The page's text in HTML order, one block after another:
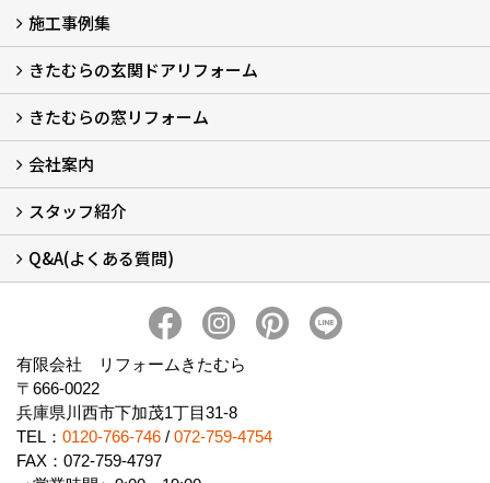
LINEで概算見積もり
チャットで質問
問い合わせフォームから
オンライン相談
電話で相談
無料現地調査をご希望の方
施工事例集
玄関ドアリフォーム
玄関引戸リフォーム
勝手口ドアリフォーム
窓リフォーム
きたむらの玄関ドアリフォーム
玄関ドアリフォームについて
リシェントについて (23)
・玄関ドアバリエーション (52)
・玄関引戸バリエーション (44)
・勝手口ドアバリエーション (11)
安心の自社施工
無料点検
保証について
価格について
概算見積について (2)
きたむらの窓リフォーム
窓リフォームについて (5)
・内窓設置-LIXILインプラス
・内窓設置-AGCまどまど
・窓交換
・エコガラス交換
・防犯・防災ガラス交換
会社案内
会社概要 (2)
ブログ
アクセス
施工エリア
施工までの流れ
SNSインフォメーション
チャット機能
オンライン打合わせ
補助金について (2)
スタッフ紹介
スタッフ紹介
Q&A(よくある質問)
有限会社 リフォームきたむら
〒666-0022
兵庫県川西市下加茂1丁目31-8
TEL： 0120-766-746 / 072-759-4754
FAX：072-759-4797